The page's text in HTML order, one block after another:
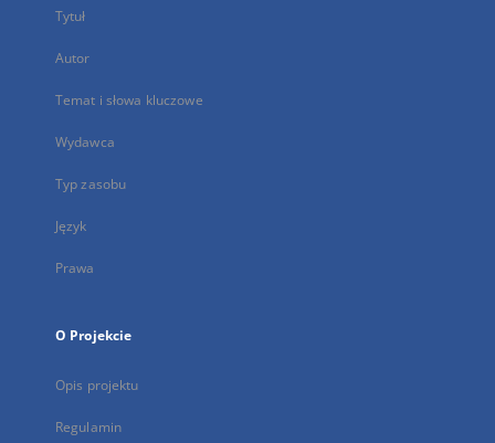
Tytuł
Autor
Temat i słowa kluczowe
Wydawca
Typ zasobu
Język
Prawa
O Projekcie
Opis projektu
Regulamin